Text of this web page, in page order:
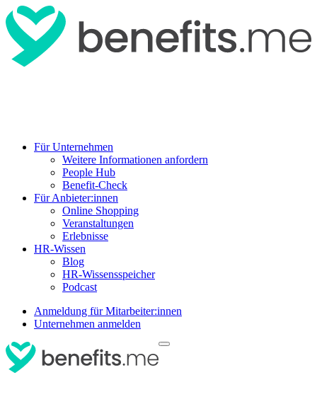
Für Unternehmen
Weitere Informationen anfordern
People Hub
Benefit-Check
Für Anbieter:innen
Online Shopping
Veranstaltungen
Erlebnisse
HR-Wissen
Blog
HR-Wissensspeicher
Podcast
Anmeldung für Mitarbeiter:innen
Unternehmen anmelden